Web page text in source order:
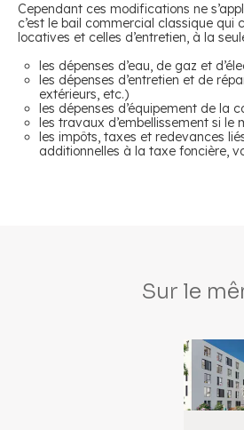
Cependant ces modifications ne
c’est le bail commercial classique qui
locatives et celles d’entretien, à la
les dépenses d’eau, de gaz et
les dépenses d’entretien et de
extérieurs, etc.)
les dépenses d’équipement de la
les travaux d’embellissement si
les impôts, taxes et redevances
additionnelles à la taxe foncière,
Sur le